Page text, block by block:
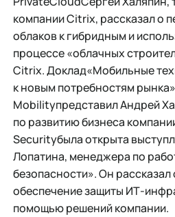
компании Citrix, рассказал о
облаков к гибридным и
процессе «облачных
Citrix. Доклад«Мобильные
к новым потребностям
Mobilityпредставил Андрей
по развитию бизнеса
Securityбыла открыта
Лопатина, менеджера по
безопасности». Он
обеспечение защиты ИТ-
помощью решений компании.